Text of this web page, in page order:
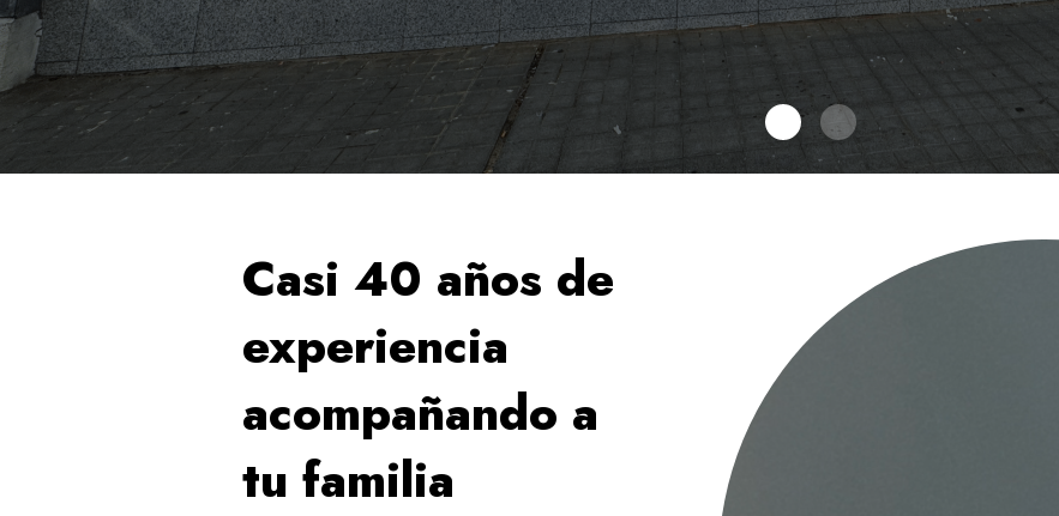
Casi 40 años de
experiencia
acompañando a
tu familia